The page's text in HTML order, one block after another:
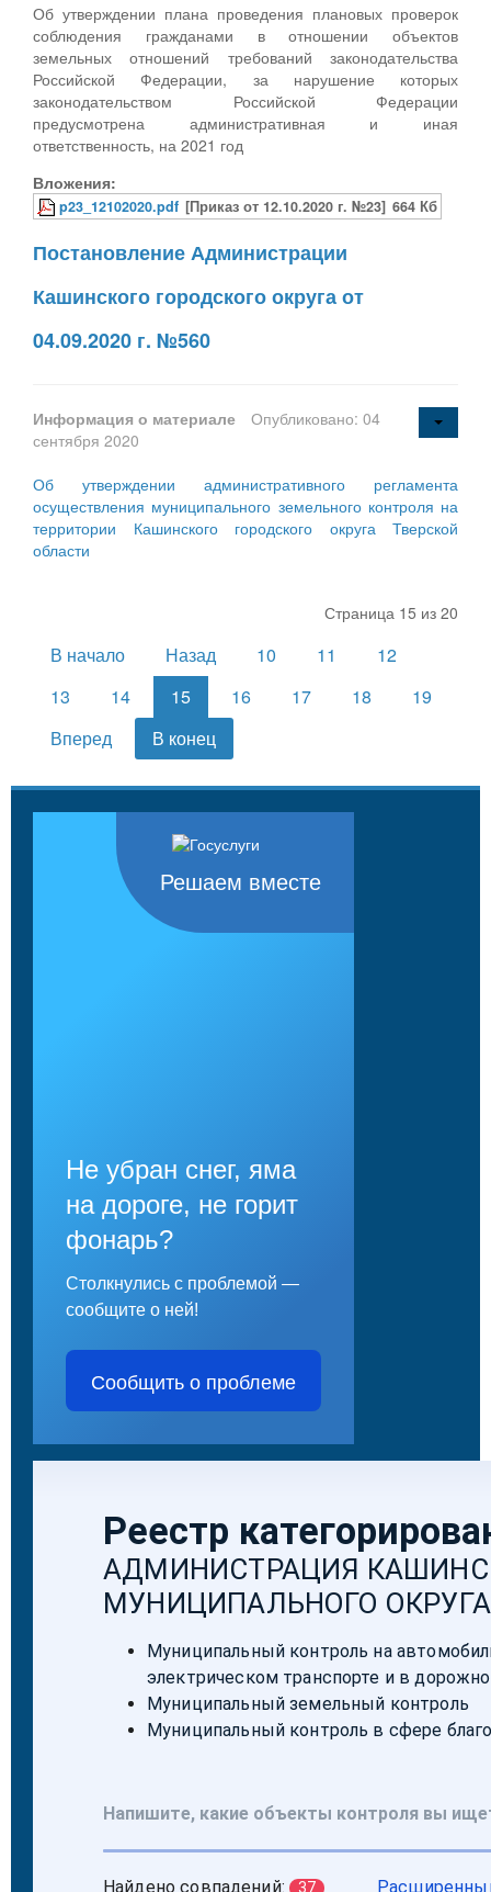
Об утверждении плана проведения плановых проверок
соблюдения гражданами в отношении объектов
земельных отношений требований законодательства
Российской Федерации, за нарушение которых
законодательством Российской Федерации
предусмотрена административная и иная
ответственность, на 2021 год
Вложения:
p23_12102020.pdf [Приказ от 12.10.2020 г. №23] 664 Кб
Постановление Администрации
Кашинского городского округа от
04.09.2020 г. №560
Информация о материале
Опубликовано: 04
сентября 2020
Об утверждении административного регламента
осуществления муниципального земельного контроля на
территории Кашинского городского округа Тверской
области
Страница 15 из 20
В начало Назад 10 11
12
13
14 15 16 17 18
19
Вперед
В конец
Решаем вместе
Не убран снег, яма
на дороге, не горит
фонарь?
Столкнулись с проблемой —
сообщите о ней!
Сообщить о проблеме